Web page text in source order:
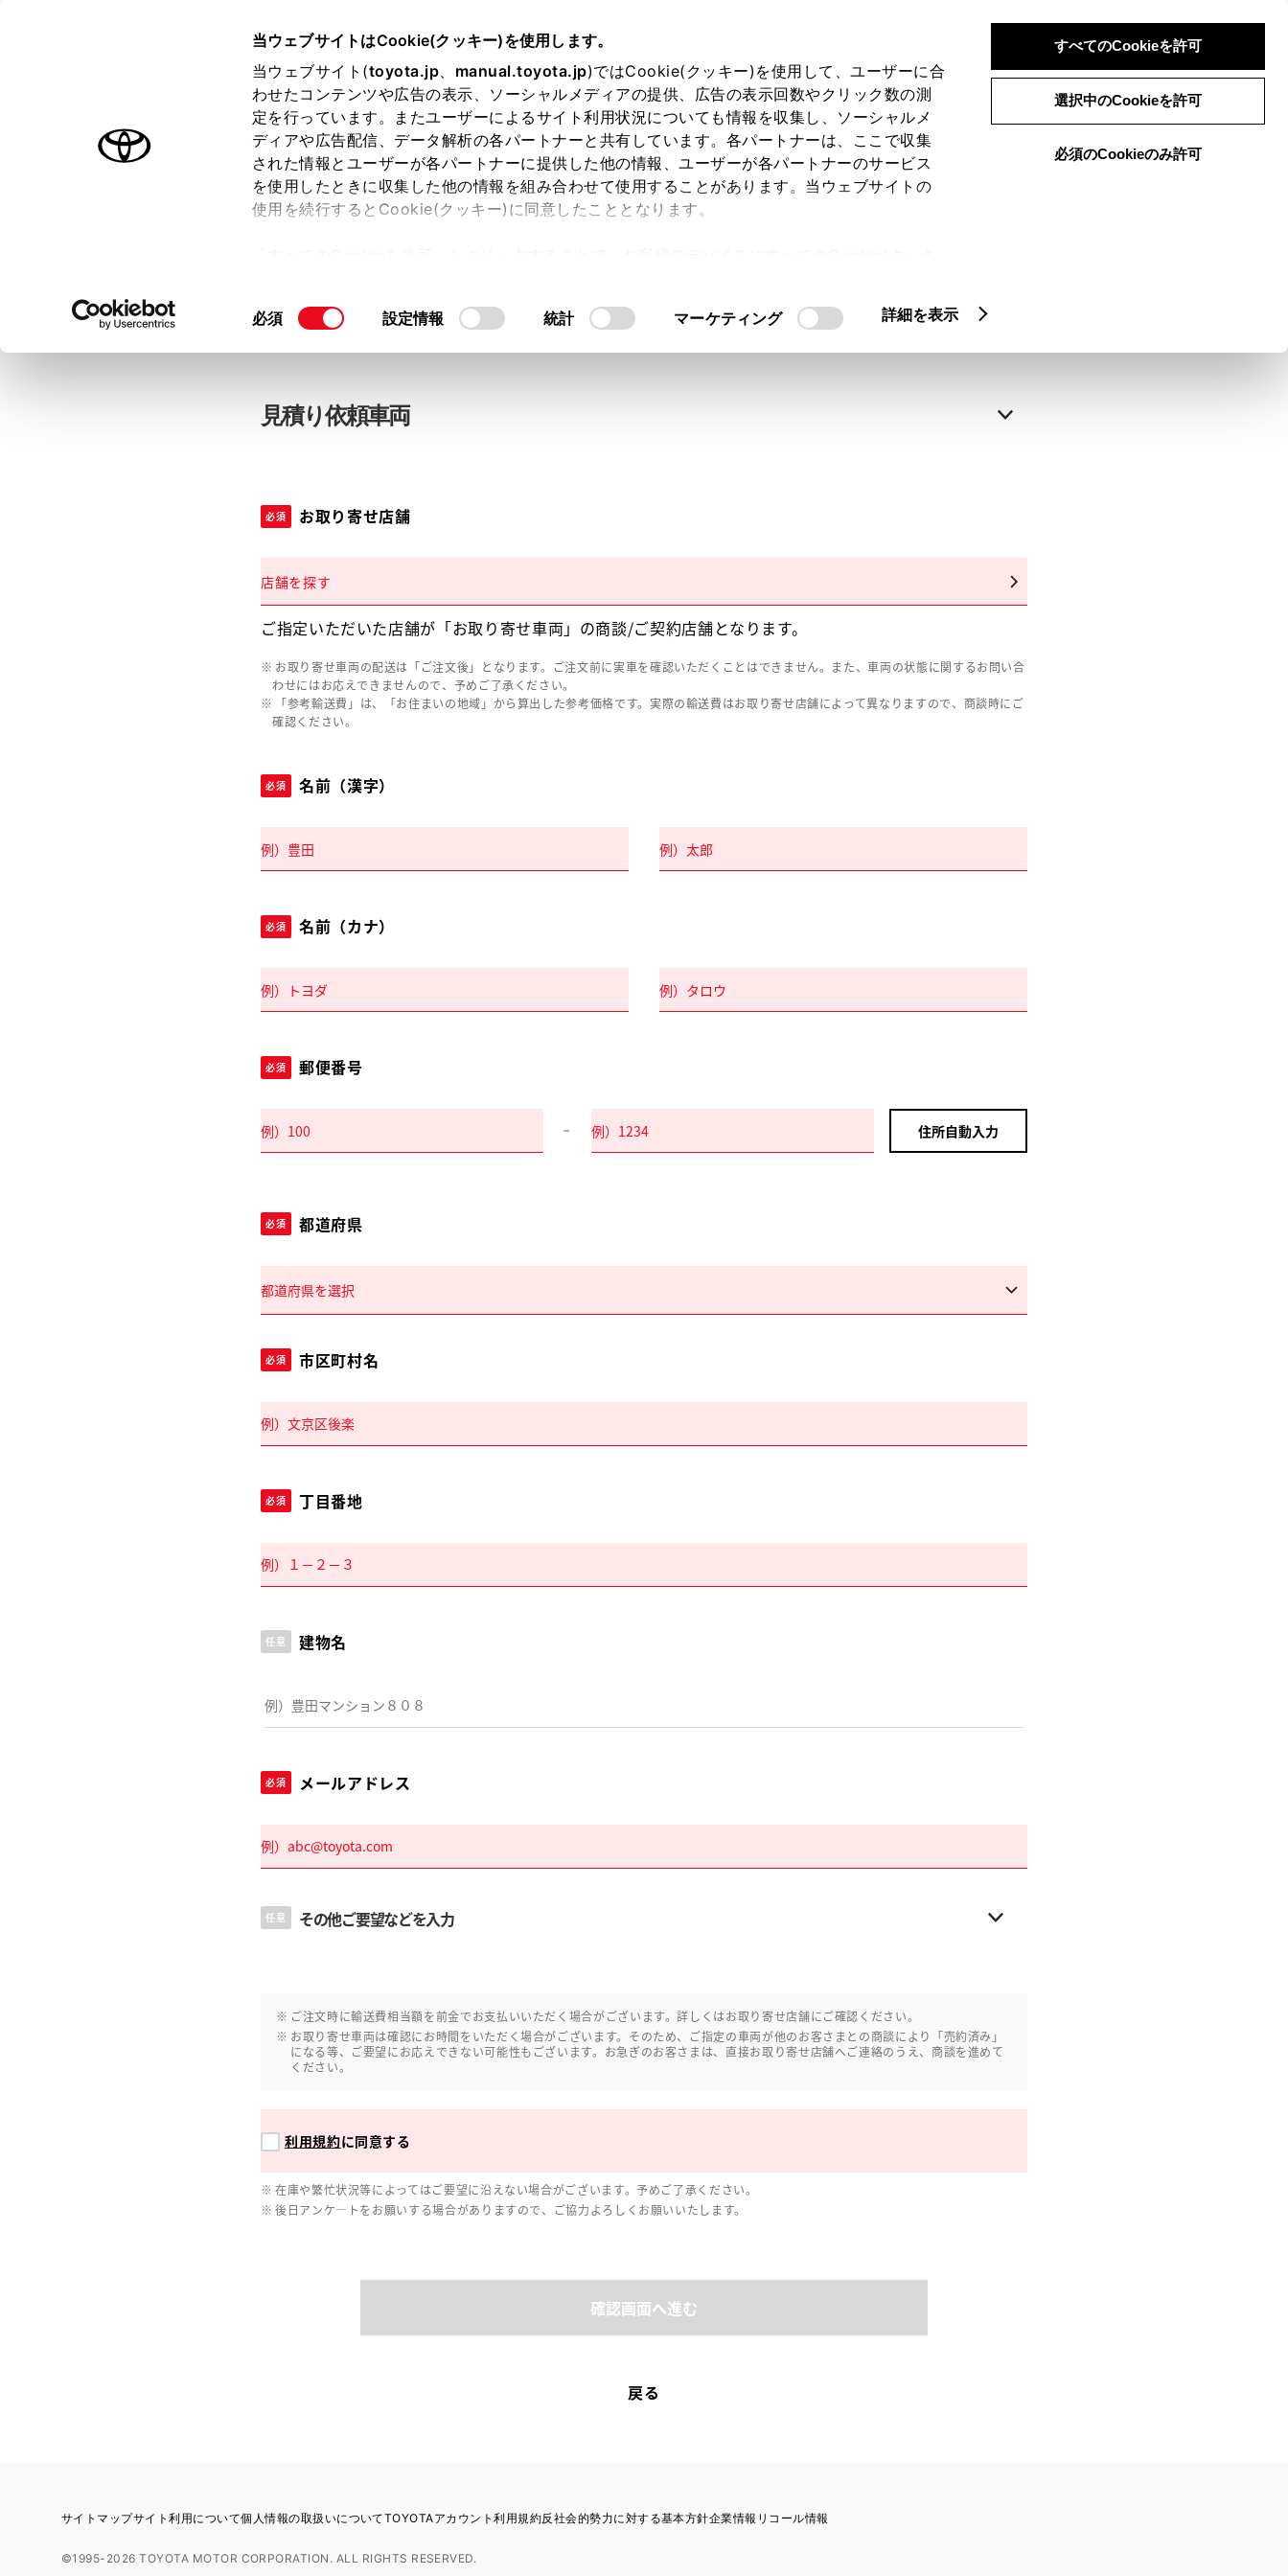
当ウェブサイトはCookie(クッキー)を使用します。
当ウェブサイト(toyota.jp、 manual.toyota.jp)ではCookie(クッキー)を使用して、ユーザーに合
わせたコンテンツや広告の表示、ソーシャルメディアの提供、広告の表示回数やクリック数の測
定を行っています。またユーザーによるサイト利用状況についても情報を収集し、ソーシャルメ
ディアや広告配信、データ解析の各パートナーと共有しています。各パートナーは、ここで収集
された情報とユーザーが各パートナーに提供した他の情報、ユーザーが各パートナーのサービス
を使用したときに収集した他の情報を組み合わせて使用することがあります。当ウェブサイトの
使用を続行するとCookie(クッキー)に同意したこととなります。
て」をご覧ください。
同
択
必須 設定情報 統計 マーケティング 詳細を表示
すべてのCookieを許可
選択中のCookieを許可
必須のCookieのみ許可
は必須です。中古車：見積り依頼
お客さま情報の入力 入力内容のご確認
ログインして自動入力
見積り依頼車両
必須 お取り寄せ店舗
店舗を探す
ご指定いただいた店舗が「お取り寄せ車両」の商談/ご契約店舗となります。
お取り寄せ車両の配送は「ご注文後」となります。ご注文前に実車を確認いただくことはできません。また、車両の状態に関するお問い合
わせにはお応えできませんので、予めご了承ください。
「参考輸送費」は、「お住まいの地域」から算出した参考価格です。実際の輸送費はお取り寄せ店舗によって異なりますので、商談時にご
確認ください。
必須 名前（漢字）
必須 名前（カナ）
必須 郵便番号
住所自動入力
必須 都道府県
必須 市区町村名
必須 丁目番地
任意 建物名
必須 メールアドレス
任意 その他ご要望などを入力
ご注文時に輸送費相当額を前金でお支払いいただく場合がございます。詳しくはお取り寄せ店舗にご確認ください。
お取り寄せ車両は確認にお時間をいただく場合がございます。そのため、ご指定の車両が他のお客さまとの商談により「売約済み」
になる等、ご要望にお応えできない可能性もございます。お急ぎのお客さまは、直接お取り寄せ店舗へご連絡のうえ、商談を進めて
ください。
利用規約に同意する
在庫や繁忙状況等によってはご要望に沿えない場合がございます。予めご了承ください。
後日アンケ―トをお願いする場合がありますので、ご協力よろしくお願いいたします。
確認画面へ進む
戻る
サイトマップサイト利用について個人情報の取扱いについてTOYOTAアカウント利用規約反社会的勢力に対する基本方針企業情報 リコール情報
©1995-2026 TOYOTA MOTOR CORPORATION. ALL RIGHTS RESERVED.